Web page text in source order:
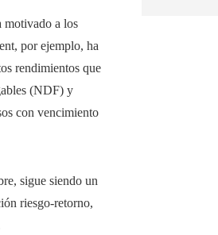
motivado a los
por ejemplo, ha
rendimientos que
(NDF) y
con vencimiento
sigue siendo un
riesgo-retorno,